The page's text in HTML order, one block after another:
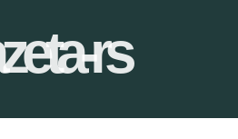
rs